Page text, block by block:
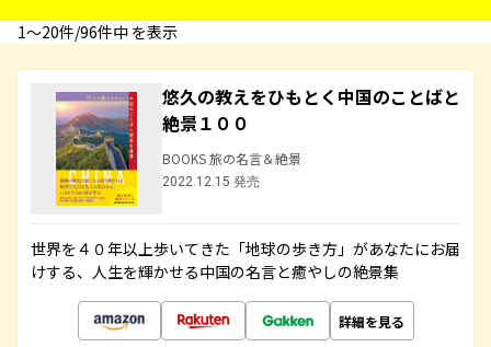
1〜20件/96件中 を表示
悠久の教えをひもとく中国のことばと
絶景１００
BOOKS 旅の名言＆絶景
2022.12.15 発売
世界を４０年以上歩いてきた「地球の歩き方」があなたにお届
けする、人生を輝かせる中国の名言と癒やしの絶景集
詳細を見る